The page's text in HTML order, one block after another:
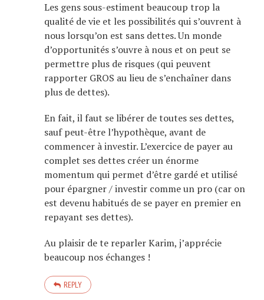
Les gens sous-estiment beaucoup trop la
qualité de vie et les possibilités qui s’ouvrent à
nous lorsqu’on est sans dettes. Un monde
d’opportunités s’ouvre à nous et on peut se
permettre plus de risques (qui peuvent
rapporter GROS au lieu de s’enchaîner dans
plus de dettes).
En fait, il faut se libérer de toutes ses dettes,
sauf peut-être l’hypothèque, avant de
commencer à investir. L’exercice de payer au
complet ses dettes créer un énorme
momentum qui permet d’être gardé et utilisé
pour épargner / investir comme un pro (car on
est devenu habitués de se payer en premier en
repayant ses dettes).
Au plaisir de te reparler Karim, j’apprécie
beaucoup nos échanges !
REPLY